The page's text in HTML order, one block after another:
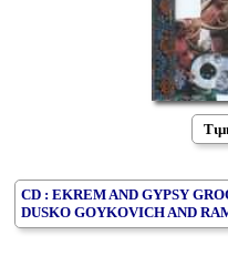
CD : EKREM AND GYPSY
DUSKO GOYKOVICH AND